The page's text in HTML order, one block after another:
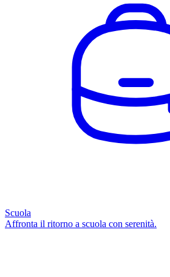
Scuola
Affronta il ritorno a scuola con serenità.